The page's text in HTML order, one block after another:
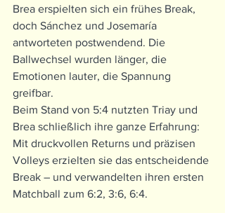
Brea erspielten sich ein frühes Break,
doch Sánchez und Josemaría
antworteten postwendend. Die
Ballwechsel wurden länger, die
Emotionen lauter, die Spannung
greifbar.
Beim Stand von 5:4 nutzten Triay und
Brea schließlich ihre ganze Erfahrung:
Mit druckvollen Returns und präzisen
Volleys erzielten sie das entscheidende
Break – und verwandelten ihren ersten
Matchball zum 6:2, 3:6, 6:4.